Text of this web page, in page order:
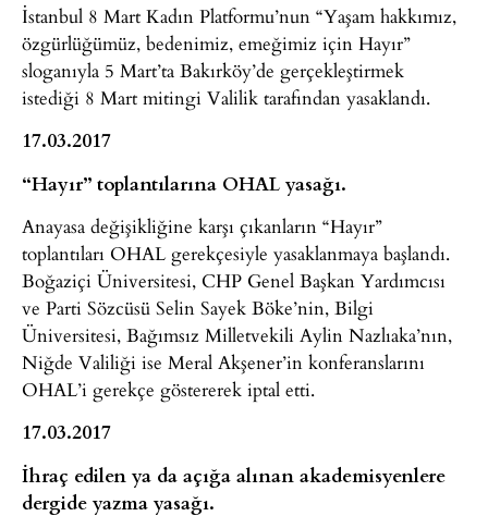
İstanbul 8 Mart Kadın Platformu’nun “Yaşam hakkımız,
özgürlüğümüz, bedenimiz, emeğimiz için Hayır”
sloganıyla 5 Mart’ta Bakırköy’de gerçekleştirmek
istediği 8 Mart mitingi Valilik tarafından yasaklandı.
17.03.2017
“Hayır” toplantılarına OHAL yasağı.
Anayasa değişikliğine karşı çıkanların “Hayır”
toplantıları OHAL gerekçesiyle yasaklanmaya başlandı.
Boğaziçi Üniversitesi, CHP Genel Başkan Yardımcısı
ve Parti Sözcüsü Selin Sayek Böke’nin, Bilgi
Üniversitesi, Bağımsız Milletvekili Aylin Nazlıaka’nın,
Niğde Valiliği ise Meral Akşener’in konferanslarını
OHAL’i gerekçe göstererek iptal etti.
17.03.2017
İhraç edilen ya da açığa alınan akademisyenlere
dergide yazma yasağı.